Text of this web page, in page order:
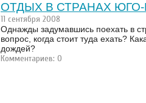
ОТДЫХ В СТРАНАХ
11 сентября 2008
Однажды задумавшись поехать в
вопрос, когда стоит туда ехать?
дождей?
Комментариев: 0